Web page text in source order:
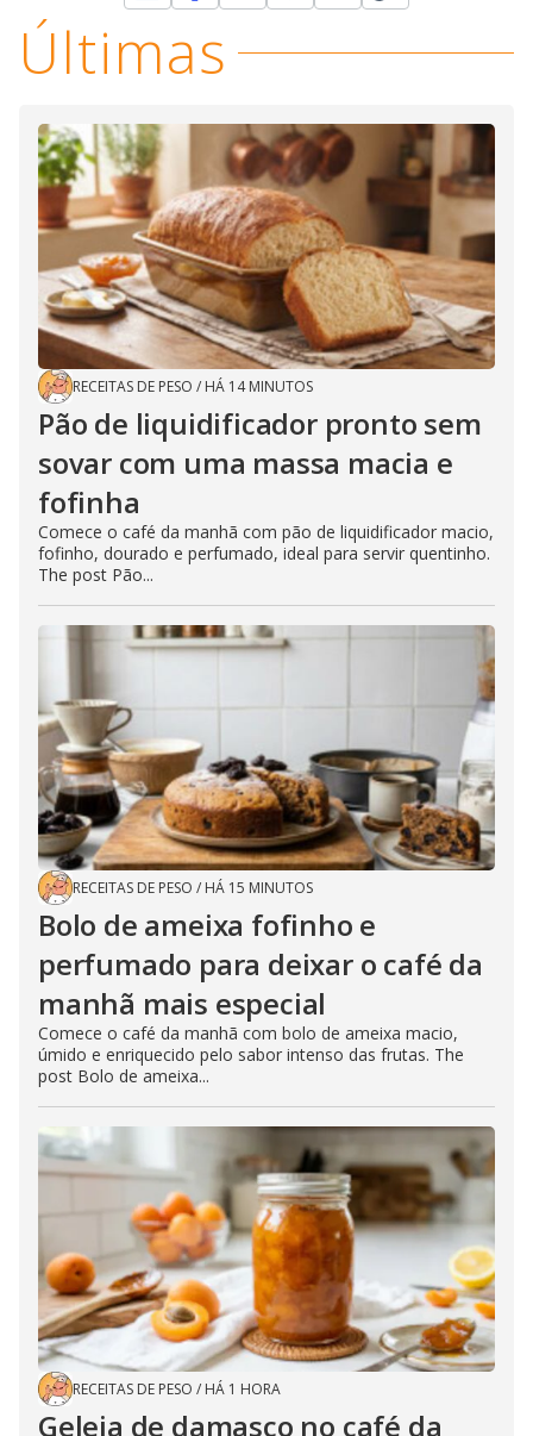
Últimas
RECEITAS DE PESO / HÁ 14 MINUTOS
Pão de liquidificador pronto sem
sovar com uma massa macia e
fofinha
Comece o café da manhã com pão de liquidificador macio,
fofinho, dourado e perfumado, ideal para servir quentinho.
The post Pão...
RECEITAS DE PESO / HÁ 15 MINUTOS
Bolo de ameixa fofinho e
perfumado para deixar o café da
manhã mais especial
Comece o café da manhã com bolo de ameixa macio,
úmido e enriquecido pelo sabor intenso das frutas. The
post Bolo de ameixa...
RECEITAS DE PESO / HÁ 1 HORA
Geleia de damasco no café da